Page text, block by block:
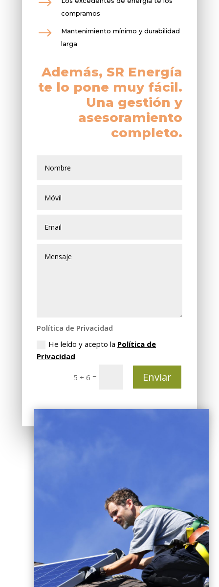
compramos
$
Mantenimiento mínimo y durabilidad
larga
Además, SR Energía
te lo pone muy fácil.
Una gestión y
asesoramiento
completo.
Política de Privacidad
He leído y acepto la Política de
Privacidad
5 + 6 = Enviar